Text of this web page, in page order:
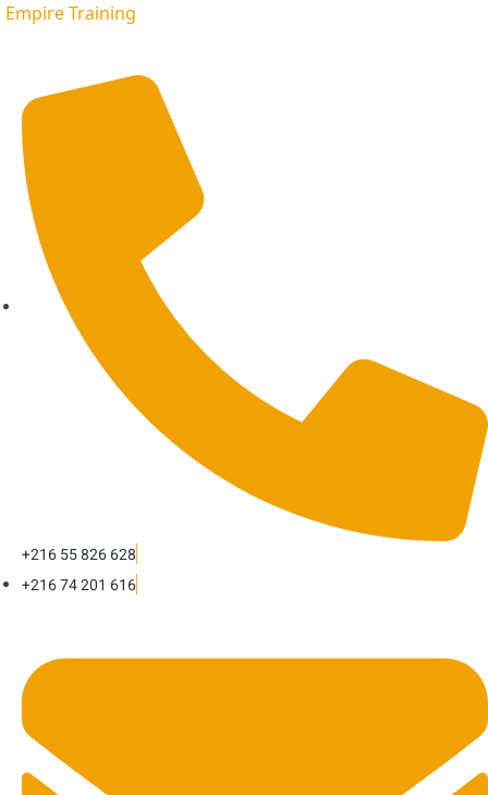
Empire Training
+216 55 826 628
+216 74 201 616